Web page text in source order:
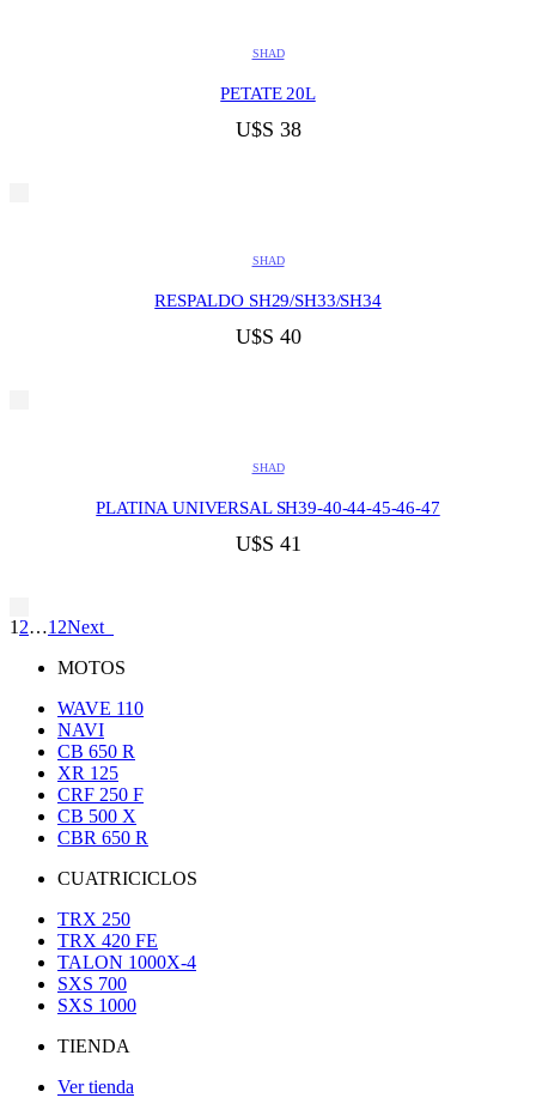
SHAD
PETATE 20L
U$S 38
SHAD
RESPALDO SH29/SH33/SH34
U$S 40
SHAD
PLATINA UNIVERSAL SH39-40-44-45-46-47
U$S 41
1 2…12Next
MOTOS
WAVE 110
NAVI
CB 650 R
XR 125
CRF 250 F
CB 500 X
CBR 650 R
CUATRICICLOS
TRX 250
TRX 420 FE
TALON 1000X-4
SXS 700
SXS 1000
TIENDA
Ver tienda